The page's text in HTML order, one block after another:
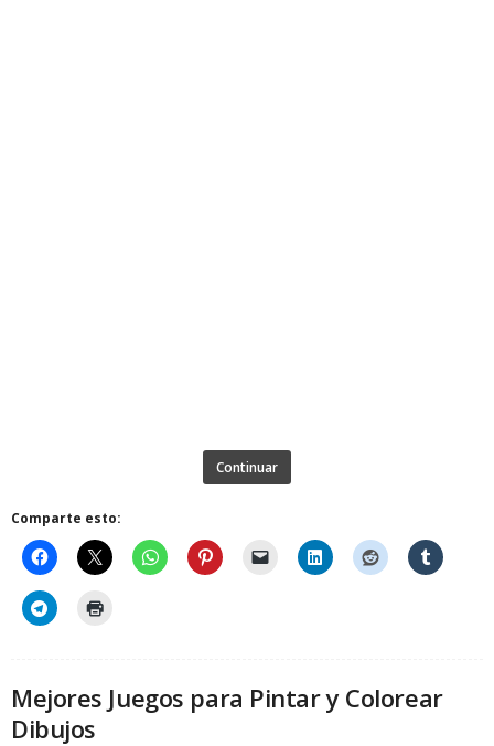
Continuar
Comparte esto:
Mejores Juegos para Pintar y Colorear
Dibujos